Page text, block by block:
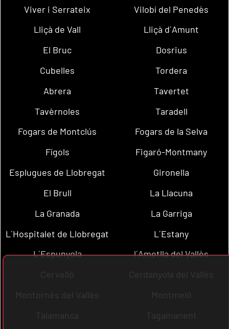
Viver i Serrateix
Vilobí del Penedès
Lliçà de Vall
Lliçà d´Amunt
El Bruc
Dosrius
Cubelles
Tordera
Abrera
Tavertet
Tavèrnoles
Taradell
Fogars de Montclús
Fogars de la Selva
Fígols
Figaró-Montmany
Esplugues de Llobregat
Gironella
El Brull
La Llacuna
La Granada
La Garriga
L´Hospitalet de Llobregat
L´Estany
L´Espunyola
l´Ametlla del Vallès
Cervelló
Cerdanyola del Vallès
Montornès del Vallès
Montmeló
Talamanca
Tagamanent